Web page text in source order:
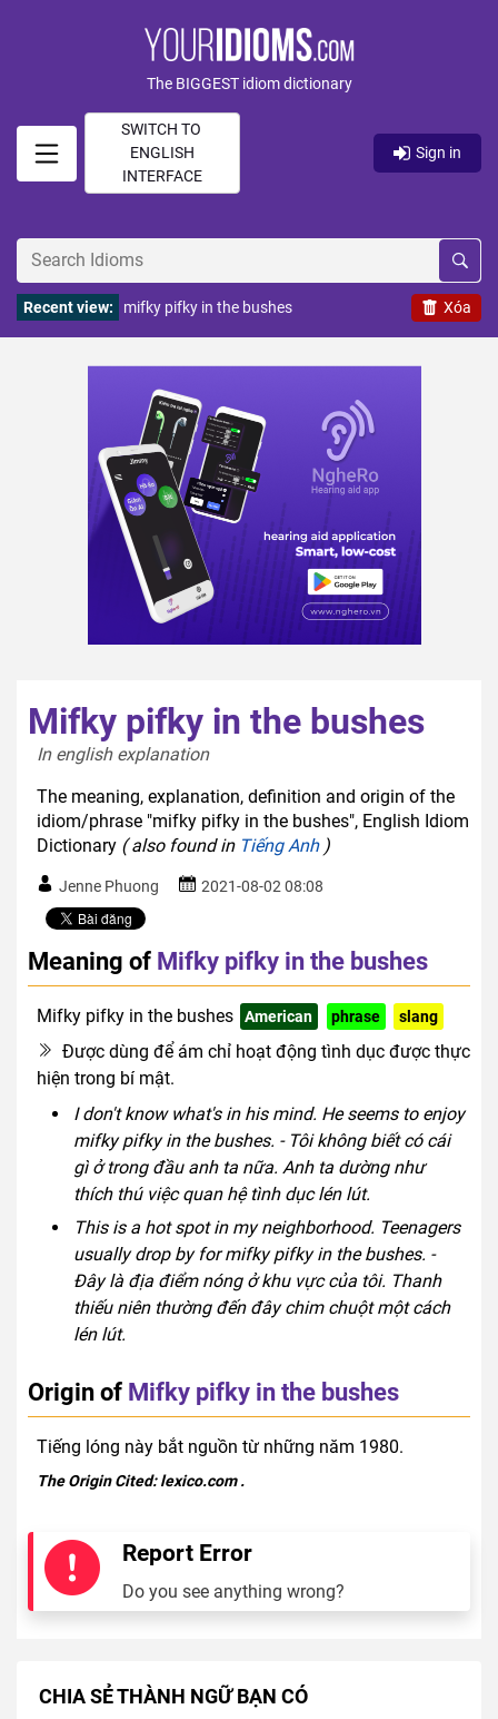
The BIGGEST idiom dictionary
SWITCH TO
ENGLISH
INTERFACE
Sign in
Xóa
Recent view: mifky pifky in the bushes
Mifky pifky in the bushes
In english explanation
The meaning, explanation, definition and origin of the
idiom/phrase "mifky pifky in the bushes", English Idiom
Dictionary ( also found in Tiếng Anh)
Jenne Phuong 2021-08-02 08:08
Meaning of Mifky pifky in the bushes
Mifky pifky in the bushes American phrase slang
Được dùng để ám chỉ hoạt động tình dục được thực
hiện trong bí mật.
I don't know what's in his mind. He seems to enjoy
mifky pifky in the bushes. - Tôi không biết có cái
gì ở trong đầu anh ta nữa. Anh ta dường như
thích thú việc quan hệ tình dục lén lút.
This is a hot spot in my neighborhood. Teenagers
usually drop by for mifky pifky in the bushes. -
Đây là địa điểm nóng ở khu vực của tôi. Thanh
thiếu niên thường đến đây chim chuột một cách
lén lút.
Origin of Mifky pifky in the bushes
Tiếng lóng này bắt nguồn từ những năm 1980.
The Origin Cited:lexico.com.
Report Error
Do you see anything wrong?
CHIA SẺ THÀNH NGỮ BẠN CÓ